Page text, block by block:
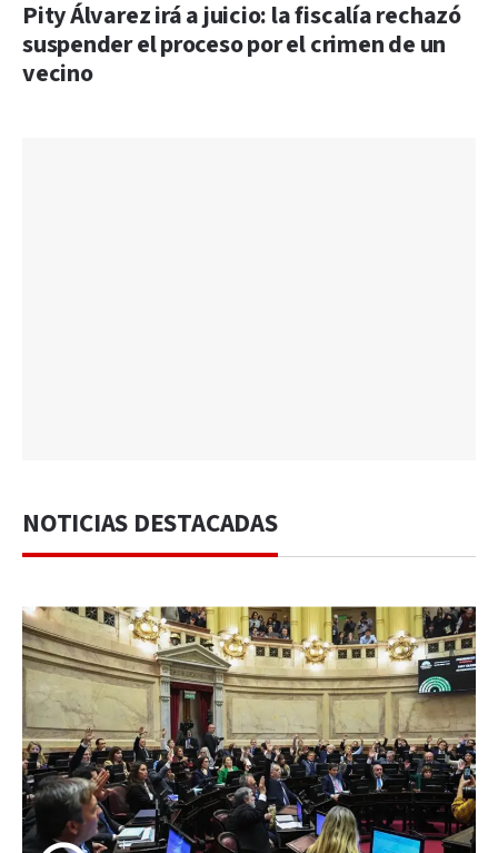
Pity Álvarez irá a juicio: la fiscalía rechazó
suspender el proceso por el crimen de un
vecino
NOTICIAS DESTACADAS